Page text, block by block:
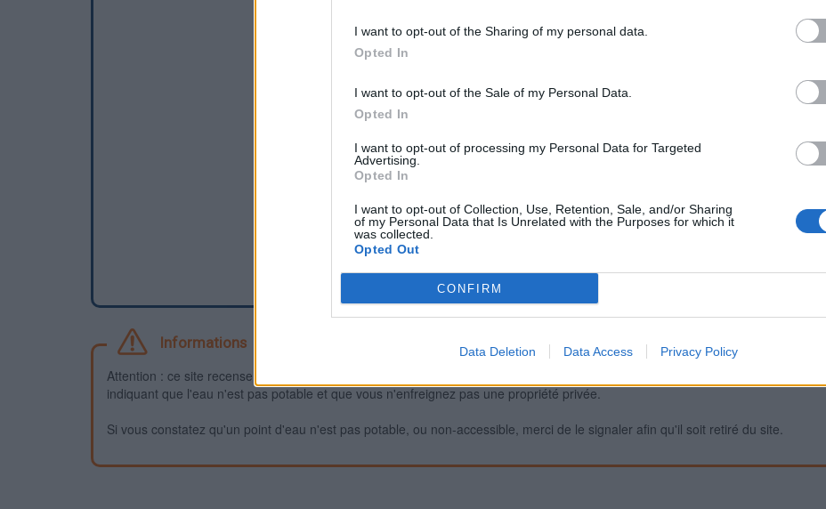
I want to opt-out of the Sharing of my personal data.
Opted In
I want to opt-out of the Sale of my Personal Data.
Opted In
I want to opt-out of processing my Personal Data for Targeted
Advertising.
Opted In
I want to opt-out of Collection, Use, Retention, Sale, and/or Sharing
of my Personal Data that Is Unrelated with the Purposes for which it
was collected.
Opted Out
CONFIRM
Data Deletion Data Access Privacy Policy
Informations
Attention : ce site recense des points d'eau dont la fiabilité ne peut pas être garantie. Avant d'utiliser un point d'eau, vous
indiquant que l'eau n'est pas potable et que vous n'enfreignez pas une propriété privée.
Si vous constatez qu'un point d'eau n'est pas potable, ou non-accessible, merci de le signaler afin qu'il soit retiré du site.